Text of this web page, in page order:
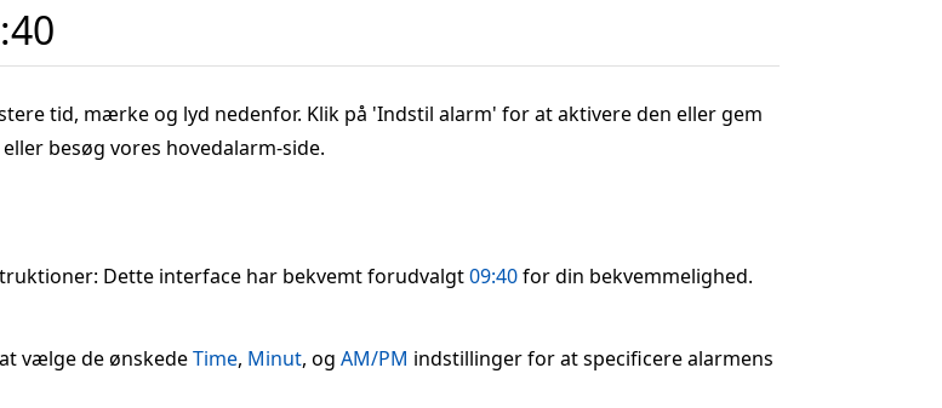
tid, mærke og lyd nedenfor. Klik på 'Indstil alarm' for at aktivere den eller gem
besøg vores hovedalarm-side.
Dette interface har bekvemt forudvalgt09:40for din bekvemmelighed.
vælge de ønskedeTime, Minut, og AM/PM indstillinger for at specificere alarmens